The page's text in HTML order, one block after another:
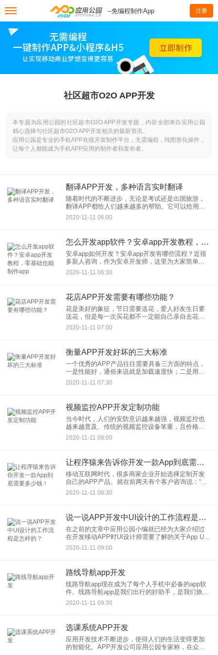
--免编程制作App 注册
社区超市O2O APP开发
本专题为应用公园的社区超市O2O APP开发专题，内容全部来自应用公园
精心选择与社区超市O2O APP开发相关的最新资讯。
应用公园是专业的手机APP在线开发制作平台，无需编程，纯图形化操作，
让每个人都能成为手机APP应用的制作者和发布者。
翻译APP开发，多种语言实时翻译
随着时代的不断进步，无论是考试还是出国旅游，
翻译APP都给人们越来越多的帮助。它可以给用户
提供多种语言的实时翻译，用户也可以通过它随时
学习英语。应用公园就来为大家介绍一下我们的翻
2020-11-11 06:00
怎么开发app软件？安卓app开发教程，零基础也能制作app
安卓app如何开发？安卓app开发有哪些流程？近很
多新人咨询，作为安卓开发师，这里为大家简单分
享一下个人的安卓App开发经验，，因为是针对只有
一点开发基础的人，所以内容非常直白，希望对想
2020-11-11 06:30
花店APP开发需要有哪些功能？
花是美好的象征，节日需要送花，爱人好友生日要
送花，但是每一次买花都不一定能自己亲自去花店
挑，来不及去买花的时候打电话让花店送又怕选的
自己看不到不是自己想要的，这种情况怎么办，别
2020-11-11 07:00
衡量APP开发好坏的三大标准
一个优秀的APP产品往往需要具备三方面的特点，
一是性能好，通俗来说就是加载速度快；二是用户
为数不多眼就能够找到自己想要的东西，快速有效
地解决问题；三是设计有人情味儿，也就是现在很
2020-11-11 07:30
视频监控APP开发定制功能
当今时代，人们的安防意识越来越强，视频监控也
越来越普及。传统的视频监控设备笨重，且价格不
菲，而且使用成本非常高，大容量的硬盘、多个显
示视频的显示屏，还需要路控的总机。 智能手机
2020-11-11 08:00
让程序猿来告诉你开发一款App到底需要多少钱！
移动互联网时代，很多商家企业开始选择定制开发
自己的APP产品。就在前两天有个客户咨询说：“开
发一款app需要多少钱”，还给了某款APP截图，想
做出一款类似功能的APP，经公司技术团队评估后
2020-11-11 08:30
说一说APP开发中UI设计的工作流程是怎样的？
在之前的文章中应用公园小编就已经为大家介绍过
在开发移动APP时UI设计师需要了解的关于App UI
设计的常识问题以及在UI设计时应该遵守的原则问
题，大家可以去前文阅读，这里就不再过多阐述
2020-11-11 09:00
路线导航app开发
线路导航app现在成为了每个人手机中必备的app软
件。线路导航app是我们出行的好助手，是我们旅行
的好助手。 线路导航app拥有高清的地图展示、便捷
的搜索查询、多条线路规划等特点，能帮助用户在
2020-11-11 09:30
选课系统APP开发
应用开发技术不断进步，使得人们的生活变得更加
的智能化。APP开发公司应用公园专家称，在众多